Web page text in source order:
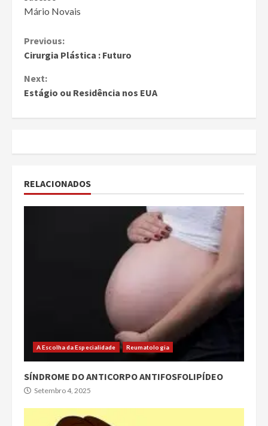
Mário Novais
Continue
Reading
Previous:
Cirurgia Plástica : Futuro
Next:
Estágio ou Residência nos EUA
RELACIONADOS
A Escolha da Especialidade Reumatologia
SÍNDROME DO ANTICORPO ANTIFOSFOLIPÍDEO
Setembro 4, 2025